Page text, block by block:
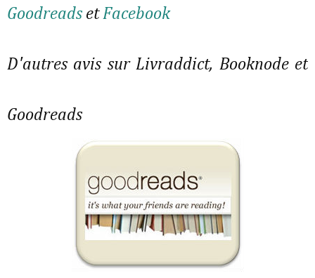
Goodreads etFacebook
D'autres avis sur Livraddict, Booknode et
Goodreads